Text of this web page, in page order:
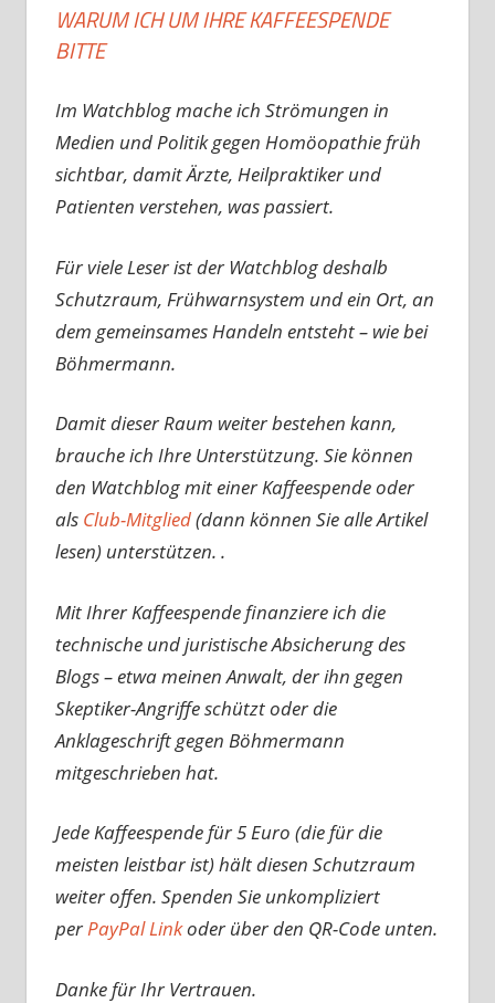
WARUM ICH UM IHRE KAFFEESPENDE
BITTE
Im Watchblog mache ich Strömungen in
Medien und Politik gegen Homöopathie früh
sichtbar, damit Ärzte, Heilpraktiker und
Patienten verstehen, was passiert.
Für viele Leser ist der Watchblog deshalb
Schutzraum, Frühwarnsystem und ein Ort, an
dem gemeinsames Handeln entsteht – wie bei
Böhmermann.
Damit dieser Raum weiter bestehen kann,
brauche ich Ihre Unterstützung. Sie können
den Watchblog mit einer Kaffeespende oder
als Club-Mitglied(dann können Sie alle Artikel
lesen) unterstützen. .
Mit Ihrer Kaffeespende finanziere ich die
technische und juristische Absicherung des
Blogs – etwa meinen Anwalt, der ihn gegen
Skeptiker-Angriffe schützt oder die
Anklageschrift gegen Böhmermann
mitgeschrieben hat.
Jede Kaffeespende für 5 Euro (die für die
meisten leistbar ist) hält diesen Schutzraum
weiter offen. Spenden Sie unkompliziert
perPayPal Linkoder über den QR-Code unten.
Danke für Ihr Vertrauen.